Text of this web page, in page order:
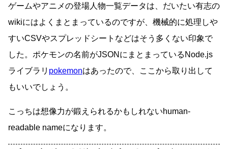
ゲームやアニメの登場人物一覧データは、だいたい有志の
wikiにはよくまとまっているのですが、機械的に処理しや
すいCSVやスプレッドシートなどはそう多くない印象で
した。ポケモンの名前がJSONにまとまっているNode.js
ライブラリ pokemonはあったので、ここから取り出して
もいいでしょう。
こっちは想像力が鍛えられるかもしれないhuman-
readable nameになります。